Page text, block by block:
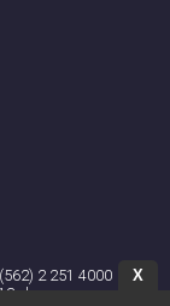
2 251 4000
X